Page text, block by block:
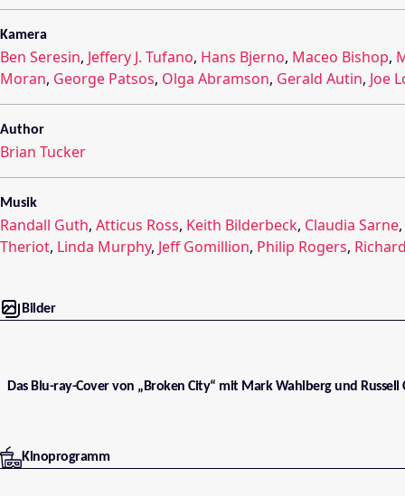
Kamera
Ben Seresin, Jeffery J. Tufano, Hans Bjerno, Maceo Bishop,
Moran, George Patsos, Olga Abramson, Gerald Autin, Joe
Author
Brian Tucker
Musik
Randall Guth, Atticus Ross, Keith Bilderbeck, Claudia Sarne,
Theriot, Linda Murphy, Jeff Gomillion, Philip Rogers,
Bilder
Das Blu-ray-Cover von „Broken City“ mit Mark Wahlberg und Russell
Kinoprogramm